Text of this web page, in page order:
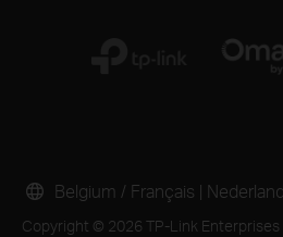
Copyright © 2026 TP-Link Enterprises
Belgium / Français |